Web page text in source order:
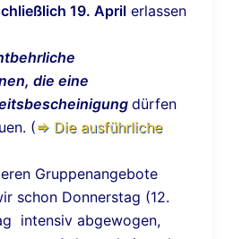
19. April erlassen
die eine
dürfen
(⇒ Die ausführliche
Gruppenangebote
schon Donnerstag (12.
intensiv abgewogen,